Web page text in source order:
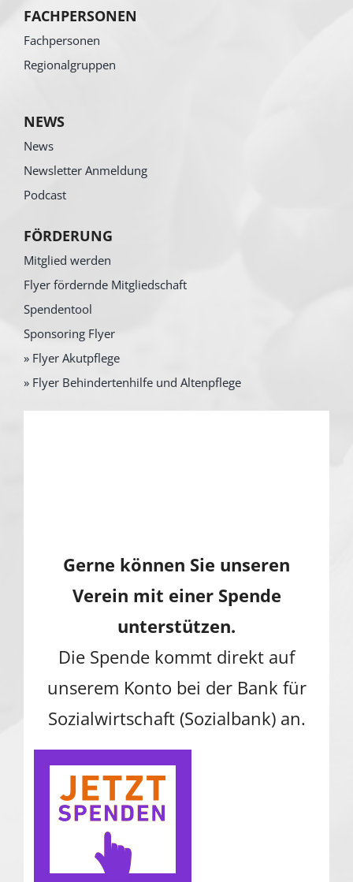
FACHPERSONEN
Fachpersonen
Regionalgruppen
NEWS
News
Newsletter Anmeldung
Podcast
FÖRDERUNG
Mitglied werden
Flyer fördernde Mitgliedschaft
Spendentool
Sponsoring Flyer
» Flyer Akutpflege
» Flyer Behindertenhilfe und Altenpflege
Gerne können Sie unseren
Verein mit einer Spende
unterstützen.
Die Spende kommt direkt auf
unserem Konto bei der Bank für
Sozialwirtschaft (Sozialbank) an.